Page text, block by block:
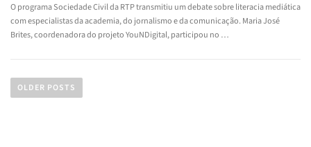
O programa Sociedade Civil da RTP transmitiu um debate sobre literacia mediática
com especialistas da academia, do jornalismo e da comunicação. Maria José
Brites, coordenadora do projeto YouNDigital, participou no …
OLDER POSTS